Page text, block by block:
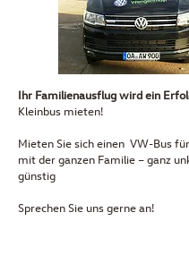
Ihr Familienausflug wird ein
Kleinbus mieten!
Mieten Sie sich einen VW-Bus
mit der ganzen Familie – ganz
günstig
Sprechen Sie uns gerne an!